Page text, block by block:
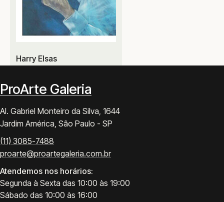
Harry Elsas
ProArte Galeria
Al. Gabriel Monteiro da Silva, 1644
Jardim América, São Paulo - SP
(11) 3085-7488
proarte@proartegaleria.com.br
Atendemos nos horários:
Segunda à Sexta das 10:00 às 19:00
Sábado das 10:00 às 16:00